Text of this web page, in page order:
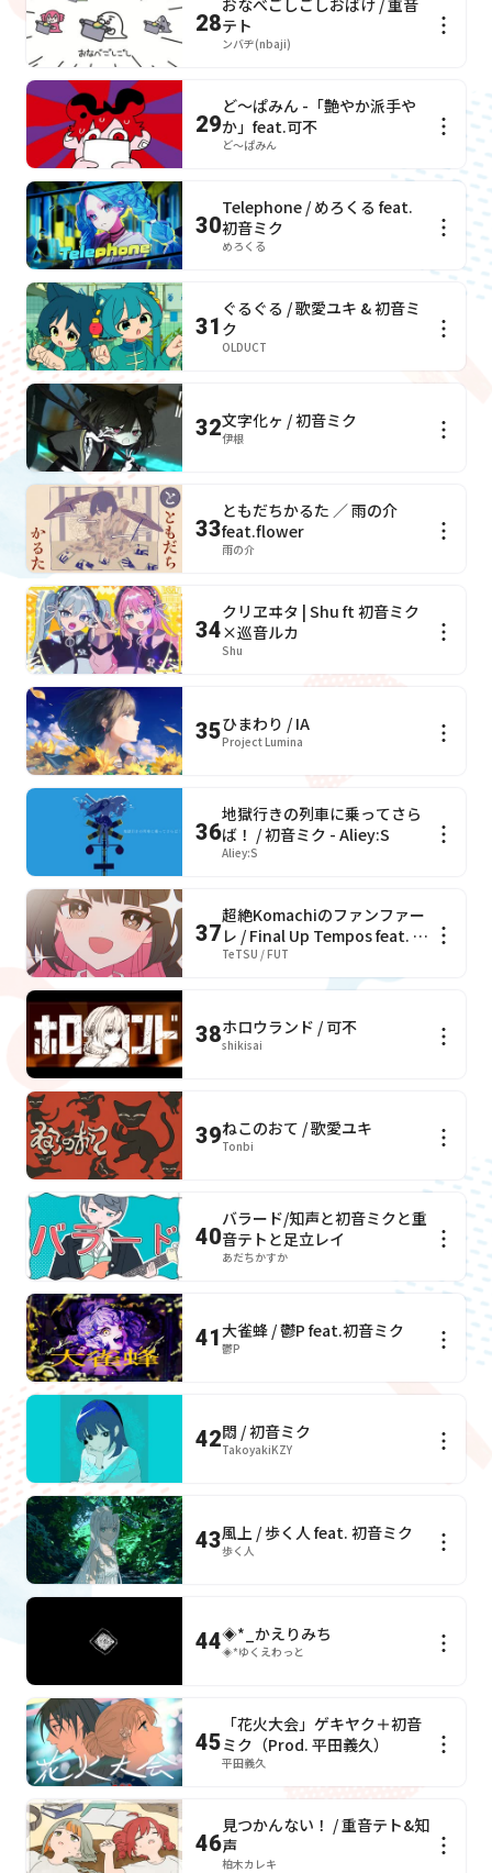
28
おなべごしごしおばけ / 重音
テト
ンバヂ(nbaji)
29
ど～ぱみん -「艶やか派手や
か」feat.可不
ど～ぱみん
30
Telephone / めろくる feat.
初音ミク
めろくる
31
ぐるぐる / 歌愛ユキ & 初音ミ
ク
OLDUCT
32文字化ヶ / 初音ミク
伊根
33
ともだちかるた ／ 雨の介
feat.flower
雨の介
34
クリヱヰタ | Shu ft 初音ミク
×巡音ルカ
Shu
35ひまわり / IA
Project Lumina
36
地獄行きの列車に乗ってさら
ば！ / 初音ミク - Aliey:S
Aliey:S
37
超絶Komachiのファンファー
レ / Final Up Tempos feat. 重
音テト×宮舞モカ×夢ノ結唱
TeTSU / FUT
38ホロウランド / 可不
shikisai
39ねこのおて / 歌愛ユキ
Tonbi
40
バラード/知声と初音ミクと重
音テトと足立レイ
あだちかすか
41大雀蜂 / 鬱P feat.初音ミク
鬱P
42悶 / 初音ミク
TakoyakiKZY
43風上 / 歩く人 feat. 初音ミク
歩く人
44◈*_かえりみち
◈*ゆくえわっと
45
「花火大会」ゲキヤク＋初音
ミク（Prod. 平田義久）
平田義久
46
見つかんない！ / 重音テト&知
声
柏木カレキ